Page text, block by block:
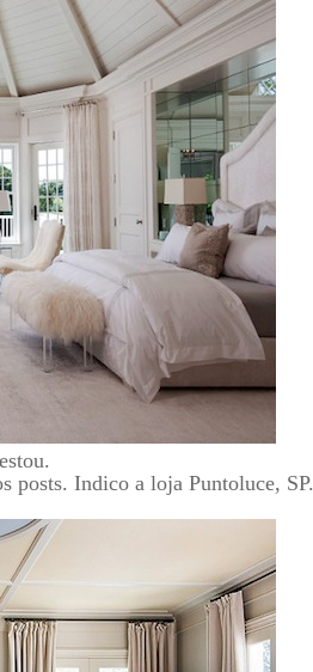
posts. Indico a loja Puntoluce, SP.